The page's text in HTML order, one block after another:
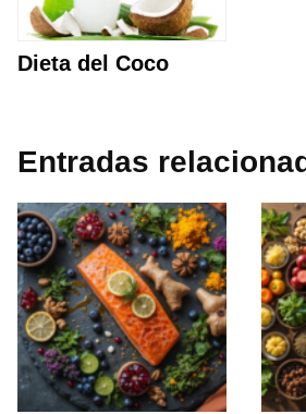
Dieta del Coco
Entradas